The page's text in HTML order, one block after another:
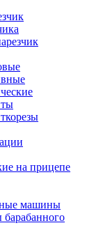
на прицепе
машины